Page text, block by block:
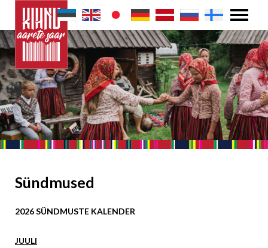
Sündmused
2026 SÜNDMUSTE KALENDER
JUULI